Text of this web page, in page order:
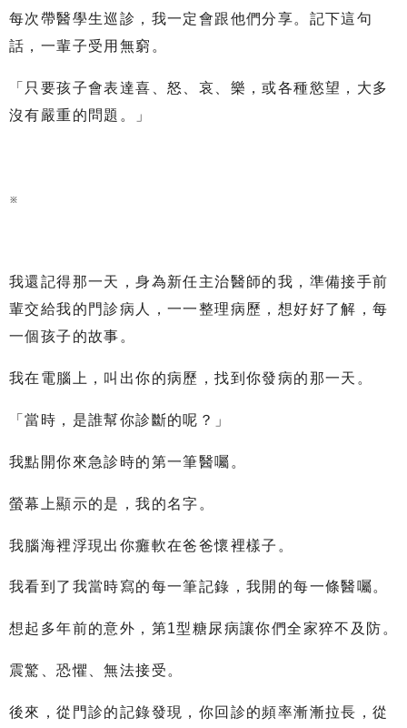
每次帶醫學生巡診，我一定會跟他們分享。記下這句
話，一輩子受用無窮。
「只要孩子會表達喜、怒、哀、樂，或各種慾望，大多
沒有嚴重的問題。」
※
我還記得那一天，身為新任主治醫師的我，準備接手前
輩交給我的門診病人，一一整理病歷，想好好了解，每
一個孩子的故事。
我在電腦上，叫出你的病歷，找到你發病的那一天。
「當時，是誰幫你診斷的呢？」
我點開你來急診時的第一筆醫囑。
螢幕上顯示的是，我的名字。
我腦海裡浮現出你癱軟在爸爸懷裡樣子。
我看到了我當時寫的每一筆記錄，我開的每一條醫囑。
想起多年前的意外，第1型糖尿病讓你們全家猝不及防。
震驚、恐懼、無法接受。
後來，從門診的記錄發現，你回診的頻率漸漸拉長，從